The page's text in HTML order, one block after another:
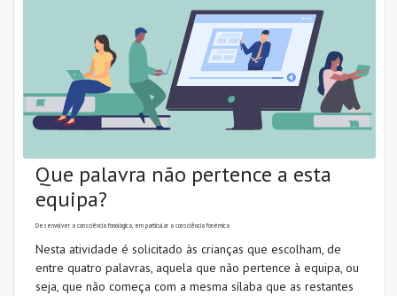
Que palavra não pertence a esta
equipa?
Desenvolver a consciência fonológica, em particular a consciência fonémica
Nesta atividade é solicitado às crianças que escolham, de
entre quatro palavras, aquela que não pertence à equipa, ou
seja, que não começa com a mesma sílaba que as restantes